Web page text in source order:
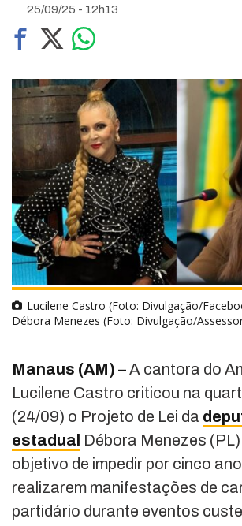
25/09/25 - 12h13
Lucilene Castro (Foto: Divulgação/
Débora Menezes (Foto: Divulgação/
Manaus (AM) –A cantora do
Lucilene Castro criticou na
(24/09) o Projeto de Lei da
estadual Débora Menezes
objetivo de impedir por cinco
realizarem manifestações de
partidário durante eventos